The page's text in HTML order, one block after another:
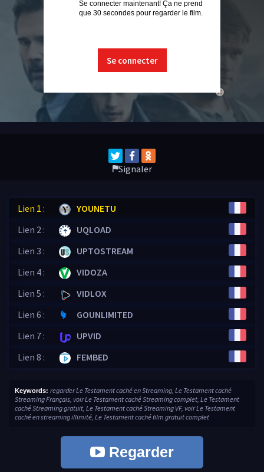
close
Se connecter maintenant! Ça ne prend
que 30 secondes pour regarder le film.
Se connecter
Signaler
Lien 1 :
YOUNETU
Lien 2 :
UQLOAD
Lien 3 :
UPTOSTREAM
Lien 4 :
VIDOZA
Lien 5 :
VIDLOX
Lien 6 :
GOUNLIMITED
Lien 7 :
UPVID
Lien 8 :
FEMBED
Keywords: regarder Le Testament caché en Streaming, Le Testament caché
Streaming Français, voir Le Testament caché Streaming complet, Le Testament
caché Streaming gratuit, Le Testament caché Streaming VF, voir Le Testament
caché en streaming illimité, Le Testament caché film gratuit complet
Regarder